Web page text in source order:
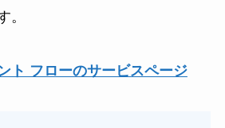
。
ト フローのサービスページ